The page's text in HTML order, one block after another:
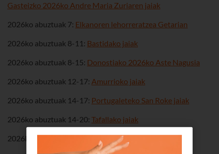
Gasteizko 2026ko Andre Maria Zuriaren jaiak
2026ko abuztuak 7: Elkanoren lehorreratzea Getarian
2026ko abuztuak 8-11: Bastidako jaiak
2026ko abuztuak 8-15: Donostiako 2026ko Aste Nagusia
2026ko abuztuak 12-17: Amurrioko jaiak
2026ko abuztuak 14-17: Portugaleteko San Roke jaiak
2026ko abuztuak 14-20: Tafallako jaiak
2026ko abuztuak 14-23:Zarauzko Aste Nagusia